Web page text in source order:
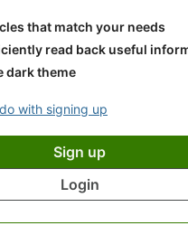
that match your needs
read back useful
dark theme
with signing up
Sign up
Login